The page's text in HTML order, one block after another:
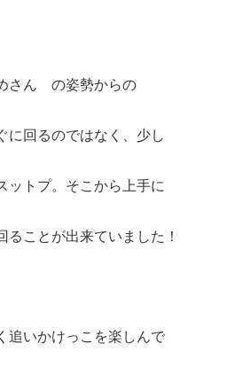
さん の姿勢からの
に回るのではなく、少し
ットプ。そこから上手に
ることが出来ていました！
追いかけっこを楽しんで